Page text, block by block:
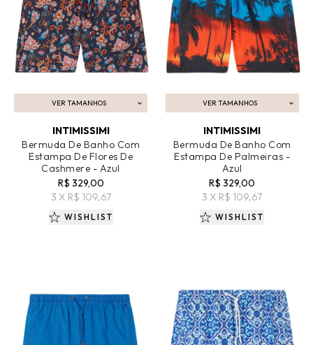
VER TAMANHOS
ADICIONAR AO CARRINHO
INTIMISSIMI
Bermuda De Banho Com
Estampa De Flores De
Cashmere - Azul
R$ 329,00
3 X R$ 109,67
WISHLIST
VER TAMANHOS
ADICIONAR AO CARRINHO
INTIMISSIMI
Bermuda De Banho Com
Estampa De Palmeiras -
Azul
R$ 329,00
3 X R$ 109,67
WISHLIST